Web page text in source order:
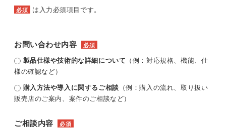
必須 は入力必須項目です。
お問い合わせ内容 必須
製品仕様や技術的な詳細について （例：対応規格、機能、仕
様の確認など）
購入方法や導入に関するご相談 （例：購入の流れ、取り扱い
販売店のご案内、案件のご相談など）
ご相談内容 必須